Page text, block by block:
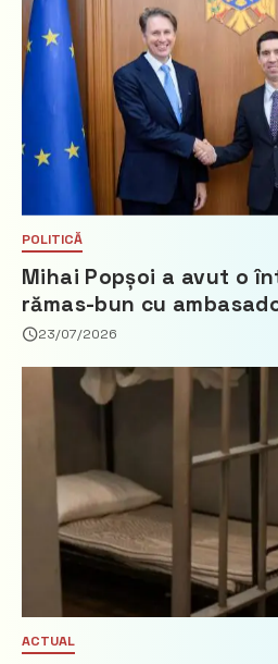
POLITICĂ
Mihai Popșoi a avut o
rămas-bun cu
Țărilor de Jos, Fred Duijn
23/07/2026
ACTUAL